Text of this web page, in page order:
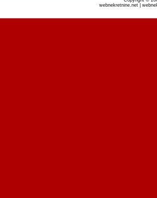
webnekretnine.net |